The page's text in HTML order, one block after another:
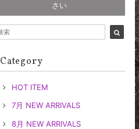
さい
Category
HOT ITEM
7月 NEW ARRIVALS
8月 NEW ARRIVALS